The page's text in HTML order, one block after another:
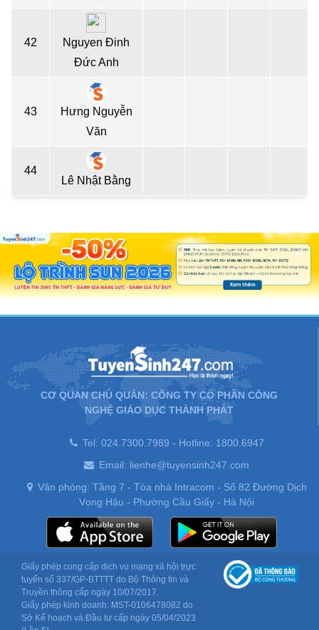
42
Nguyen Đinh
Đức Anh
43
Hưng Nguyễn
Văn
44
Lê Nhật Bằng
CƠ QUAN CHỦ QUẢN: CÔNG TY CỔ PHẦN CÔNG
NGHỆ GIÁO DỤC THÀNH PHÁT
Tel: 024.7300.7989 - Hotline: 1800.6947
Email: lienhe@tuyensinh247.com
Văn phòng: Tầng 7 - Tòa nhà Intracom - Số 82 Đường Dịch
Vọng Hậu - Phường Cầu Giấy - Hà Nội
Giấy phép cung cấp dịch vụ mạng xã hội trực
tuyến số 337/GP-BTTTT do Bộ Thông tin và
Truyền thông cấp ngày 10/07/2017.
Giấy phép kinh doanh: MST-0106478082 do
Sở Kế hoạch và Đầu tư cấp ngày 05/04/2023